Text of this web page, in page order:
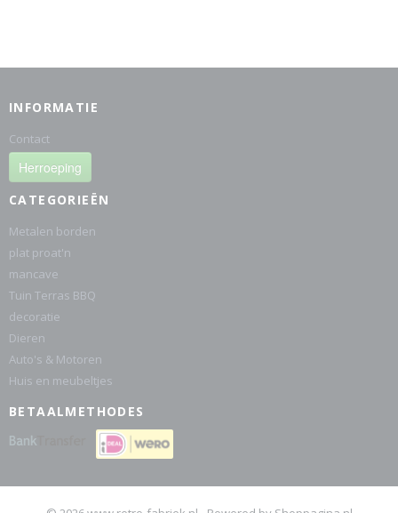
INFORMATIE
Contact
Herroeping
CATEGORIEËN
Metalen borden
plat proat'n
mancave
Tuin Terras BBQ
decoratie
Dieren
Auto's & Motoren
Huis en meubeltjes
BETAALMETHODES